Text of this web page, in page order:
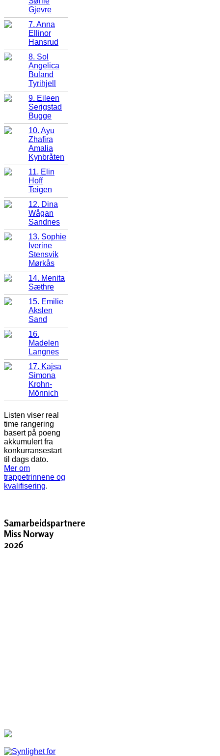
Gjevre
7. Anna
Ellinor
Hansrud
8. Sol
Angelica
Buland
Tyrihjell
9. Eileen
Serigstad
Bugge
10. Ayu
Zhafira
Amalia
Kynbråten
11. Elin
Hoff
Teigen
12. Dina
Wågan
Sandnes
13. Sophie
Iverine
Stensvik
Mørkås
14. Menita
Sæthre
15. Emilie
Akslen
Sand
16.
Madelen
Langnes
17. Kajsa
Simona
Krohn-
Mönnich
Listen viser real
time rangering
basert på poeng
akkumulert fra
konkurransestart
til dags dato.
Mer om
trappetrinnene og
kvalifisering.
Samarbeidspartnere
Miss Norway
2026